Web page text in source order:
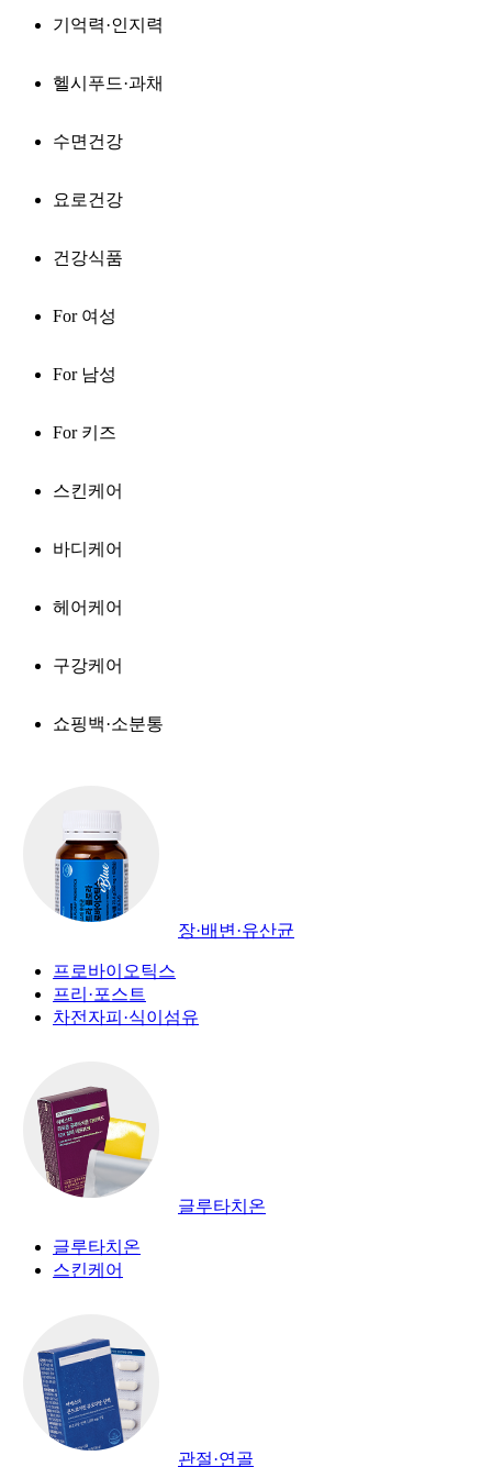
기억력·인지력
헬시푸드·과채
수면건강
요로건강
건강식품
For 여성
For 남성
For 키즈
스킨케어
바디케어
헤어케어
구강케어
쇼핑백·소분통
장·배변·유산균
프로바이오틱스
프리·포스트
차전자피·식이섬유
글루타치온
글루타치온
스킨케어
관절·연골